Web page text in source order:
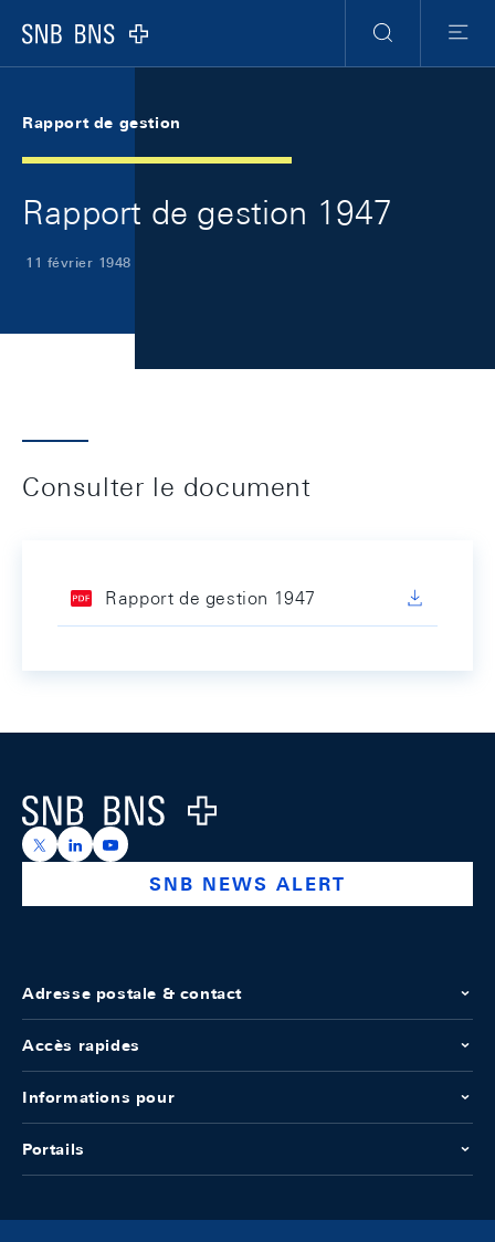
Logo
RechercheMenu
Rapport de gestion
Rapport de gestion 1947
11 février 1948
Consulter le document
Rapport de gestion 1947
Logo
https://x.com/snb_bns
https://ch.linkedin.com/company/swiss-national-
https://www.youtube.com/@swissnationalbank
SNB NEWS ALERT
Adresse postale & contact
Accès rapides
Informations pour
Portails